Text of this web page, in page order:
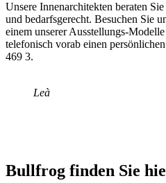
Unsere Innenarchitekten beraten
und bedarfsgerecht. Besuchen Sie
einem unserer Ausstellungs-
telefonisch vorab einen
469 3.
Leà
Bullfrog finden Sie